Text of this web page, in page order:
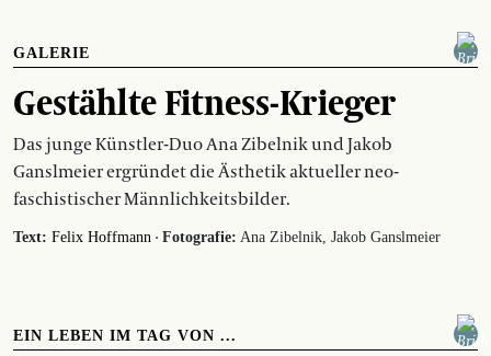
GALERIE
Gestählte Fitness-Krieger
Das junge Künstler-Duo Ana Zibelnik und Jakob
Ganslmeier ergründet die Ästhetik aktueller neo-
faschistischer Männlichkeitsbilder.
Text: Felix Hoffmann · Fotografie: Ana Zibelnik, Jakob Ganslmeier
EIN LEBEN IM TAG VON ...